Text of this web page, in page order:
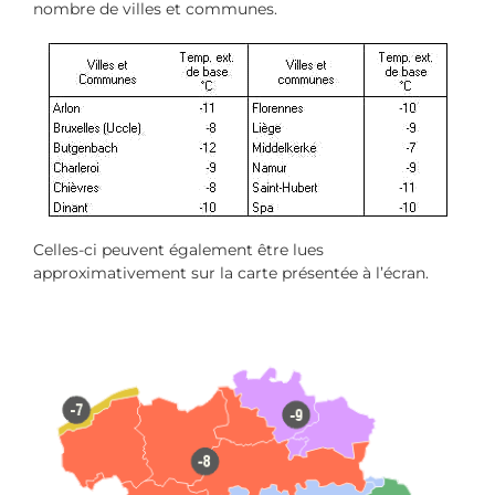
nombre de villes et communes.
Celles-ci peuvent également être lues
approximativement sur la carte présentée à l’écran.